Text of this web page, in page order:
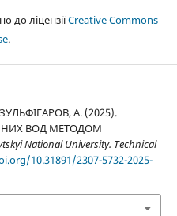
до ліцензіїCreative Commons
.
А. (2025).
ВОД МЕТОДОМ
National University. Technical
10.31891/2307-5732-2025-